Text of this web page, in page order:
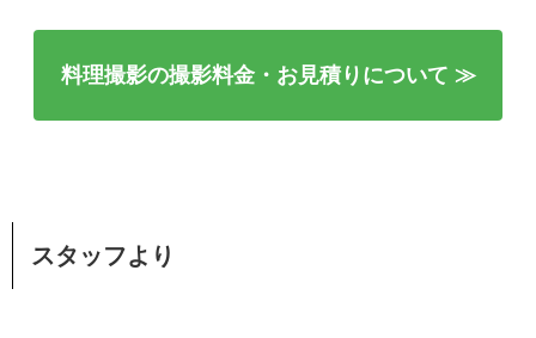
料理撮影の撮影料金・お見積りについて ≫
スタッフより